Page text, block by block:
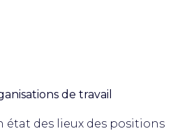
de travail
état des lieux des positions